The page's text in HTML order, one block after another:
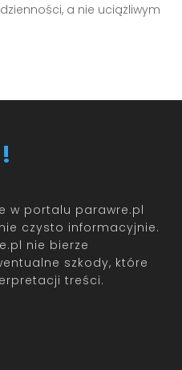
a nie uciążliwym
w portalu parawre.pl
czysto informacyjnie.
nie bierze
szkody, które
treści.